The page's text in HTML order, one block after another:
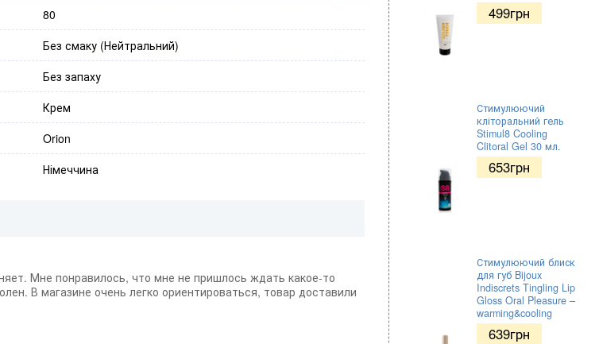
80
Без смаку (Нейтральний)
Без запаху
Крем
Orion
Німеччина
Мне понравилось, что мне не пришлось ждать какое-то
В магазине очень легко ориентироваться, товар доставили
499грн
Стимулюючий
кліторальний гель
Stimul8 Cooling
Clitoral Gel 30 мл.
653грн
Стимулюючий блиск
для губ Bijoux
Indiscrets Tingling Lip
Gloss Oral Pleasure –
warming&cooling
639грн